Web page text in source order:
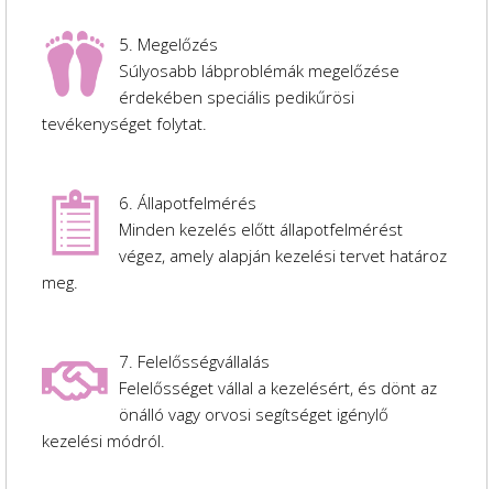
5. Megelőzés
Súlyosabb lábproblémák megelőzése
érdekében speciális pedikűrösi
tevékenységet folytat.
6. Állapotfelmérés
Minden kezelés előtt állapotfelmérést
végez, amely alapján kezelési tervet határoz
meg.
7. Felelősségvállalás
Felelősséget vállal a kezelésért, és dönt az
önálló vagy orvosi segítséget igénylő
kezelési módról.